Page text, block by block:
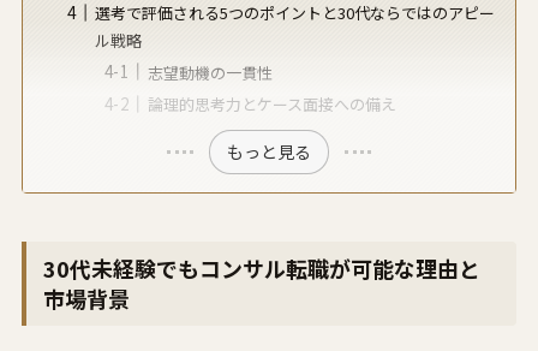
選考で評価される5つのポイントと30代ならではのアピー
ル戦略
志望動機の一貫性
論理的思考力とケース面接への備え
もっと見る
30代未経験でもコンサル転職が可能な理由と
市場背景